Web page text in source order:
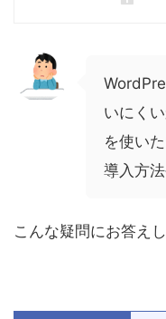
いにく
を使い
導入方
こんな疑問にお答えし